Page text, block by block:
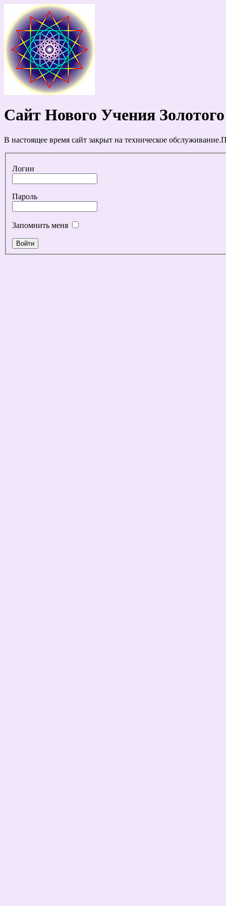
Сайт Нового Учения
В настоящее время сайт закрыт на техническое
Логин
Пароль
Запомнить меня